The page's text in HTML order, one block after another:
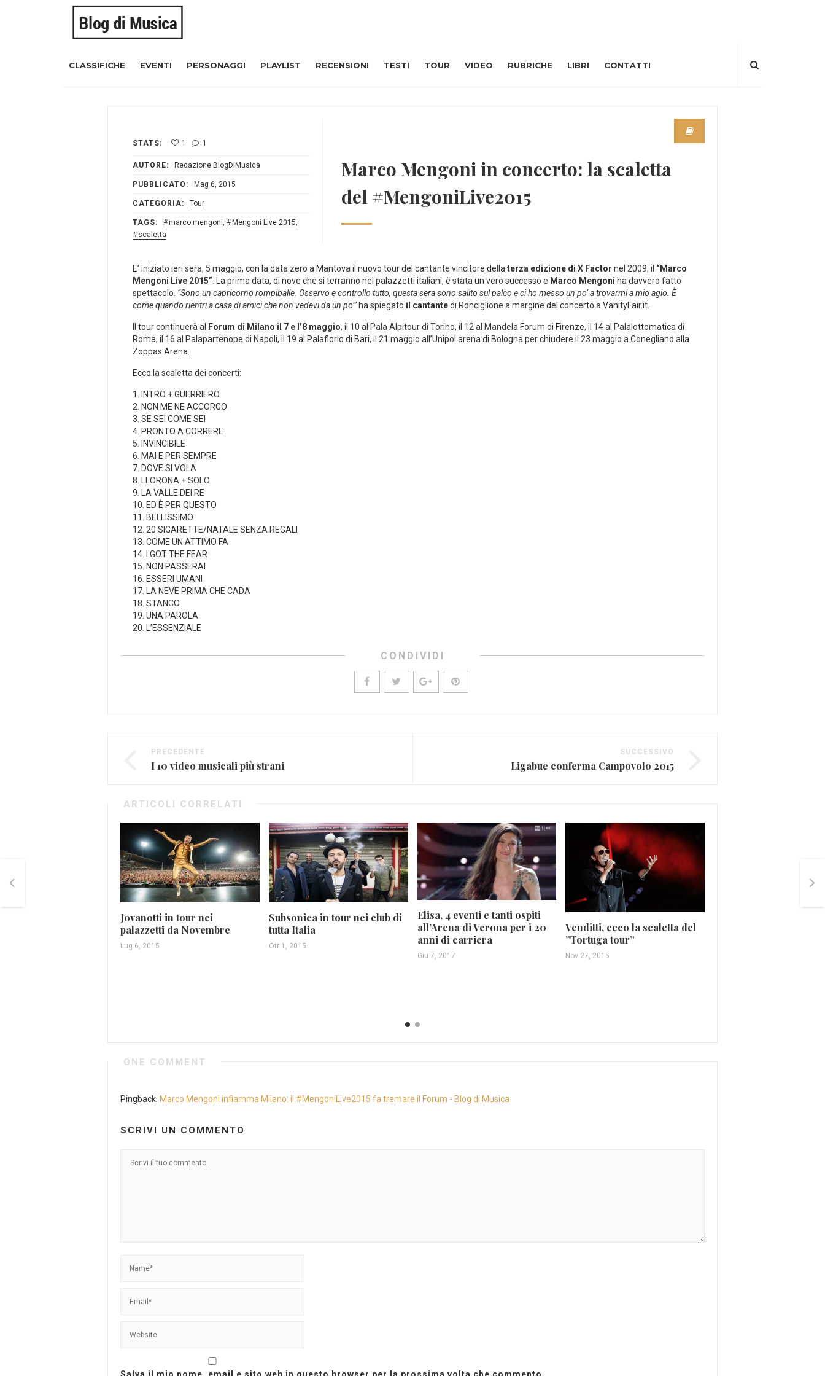
CLASSIFICHE EVENTI PERSONAGGI PLAYLIST RECENSIONI TESTI TOUR VIDEO RUBRICHE LIBRI CONTATTI
STATS: 1 1
AUTORE: Redazione BlogDiMusica
PUBBLICATO: Mag 6, 2015
CATEGORIA: Tour
TAGS: marco mengoni, Mengoni Live 2015,
scaletta
Marco Mengoni in concerto: la scaletta
del #MengoniLive2015
E’ iniziato ieri sera, 5 maggio, con la data zero a Mantova il nuovo tour del cantante vincitore dellaterza edizione di X Factor nel 2009, il “Marco
Mengoni Live 2015”. La prima data, di nove che si terranno nei palazzetti italiani, è stata un vero successo e Marco Mengoni ha davvero fatto
spettacolo. “Sono un capricorno rompiballe. Osservo e controllo tutto, questa sera sono salito sul palco e ci ho messo un po’ a trovarmi a mio agio. È
come quando rientri a casa di amici che non vedevi da un po’”ha spiegato il cantantedi Ronciglione a margine del concerto a VanityFair.it.
Il tour continuerà al Forum di Milano il 7 e l’8 maggio, il 10 al Pala Alpitour di Torino, il 12 al Mandela Forum di Firenze, il 14 al Palalottomatica di
Roma, il 16 al Palapartenope di Napoli, il 19 al Palaflorio di Bari, il 21 maggio all’Unipol arena di Bologna per chiudere il 23 maggio a Conegliano alla
Zoppas Arena.
Ecco la scaletta dei concerti:
1. INTRO + GUERRIERO
2. NON ME NE ACCORGO
3. SE SEI COME SEI
4. PRONTO A CORRERE
5. INVINCIBILE
6. MAI E PER SEMPRE
7. DOVE SI VOLA
8. LLORONA + SOLO
9. LA VALLE DEI RE
10. ED È PER QUESTO
11. BELLISSIMO
12. 20 SIGARETTE/NATALE SENZA REGALI
13. COME UN ATTIMO FA
14. I GOT THE FEAR
15. NON PASSERAI
16. ESSERI UMANI
17. LA NEVE PRIMA CHE CADA
18. STANCO
19. UNA PAROLA
20. L’ESSENZIALE
CONDIVIDI
PRECEDENTE
I 10 video musicali più strani
SUCCESSIVO
Ligabue conferma Campovolo 2015
ARTICOLI CORRELATI
Jovanotti in tour nei
palazzetti da Novembre
Lug 6, 2015
Subsonica in tour nei club di
tutta Italia
Ott 1, 2015
Elisa, 4 eventi e tanti ospiti
all’Arena di Verona per i 20
anni di carriera
Giu 7, 2017
Venditti, ecco la scaletta del
”Tortuga tour”
Nov 27, 2015
ONE COMMENT
Pingback: Marco Mengoni infiamma Milano: il #MengoniLive2015 fa tremare il Forum - Blog di Musica
SCRIVI UN COMMENTO